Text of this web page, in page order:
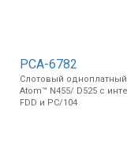
Вакансії
Вхід/
PCA-6782
Слотовый
Atom™ N455/ D525 с
FDD и PC/104